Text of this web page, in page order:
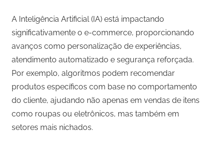
A Inteligência Artificial (IA) está impactando
significativamente o e-commerce, proporcionando
avanços como personalização de experiências,
atendimento automatizado e segurança reforçada.
Por exemplo, algoritmos podem recomendar
produtos específicos com base no comportamento
do cliente, ajudando não apenas em vendas de itens
como roupas ou eletrônicos, mas também em
setores mais nichados.